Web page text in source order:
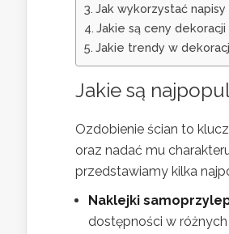
Jak wykorzystać
Jakie są ceny
Jakie trendy w
Jakie są
Ozdobienie ścian to
oraz nadać mu
przedstawiamy kilka
Naklejki
dostępności w